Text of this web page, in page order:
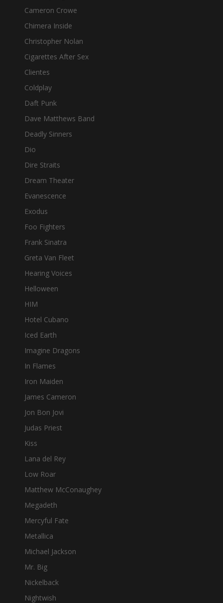
Cameron Crowe
Chimera Inside
Christopher Nolan
Cigarettes After Sex
Clientes
Coldplay
Daft Punk
Dave Matthews Band
Deadly Sinners
Dio
Dire Straits
Dream Theater
Evanescence
Exodus
Foo Fighters
Frank Sinatra
Greta Van Fleet
Hearing Voices
Helloween
HIM
Hotel Cubano
Iced Earth
Imagine Dragons
In Flames
Iron Maiden
James Cameron
Jon Bon Jovi
Judas Priest
Kiss
Lana del Rey
Low Roar
Matthew McConaughey
Megadeth
Mercyful Fate
Metallica
Michael Jackson
Mr. Big
Nickelback
Nightwish